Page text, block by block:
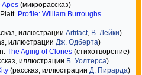
Apes (микрорассказ)
Profile: William Burroughs
иллюстрации Artifact, В. Лейки)
иллюстрации Дж. Одберта)
The Aging of Clones (стихотворение)
иллюстрации Б. Уолтерса)
(рассказ, иллюстрации Д. Пирарда)